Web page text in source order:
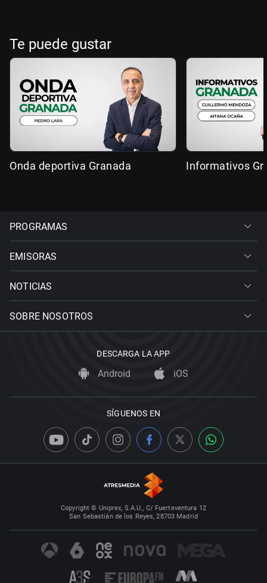
Te puede gustar
Onda deportiva Granada Informativos
PROGRAMAS
EMISORAS
NOTICIAS
SOBRE NOSOTROS
DESCARGA LA APP
Android iOS
SÍGUENOS EN
Copyright © Uniprex, S.A.U., C/ Fuerteventura 12
San Sebastián de los Reyes, 28703 Madrid